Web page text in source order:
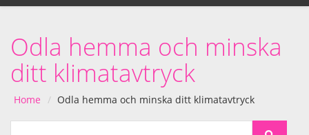
Odla hemma och minska
ditt klimatavtryck
Home Odla hemma och minska ditt klimatavtryck